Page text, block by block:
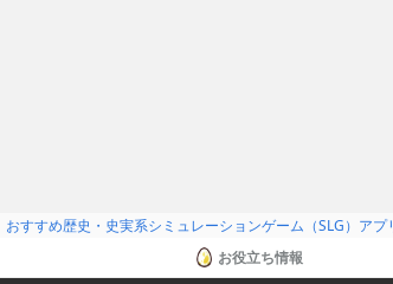
おすすめ歴史・史実系シミュレーションゲーム（SLG）アプ
お役立ち情報